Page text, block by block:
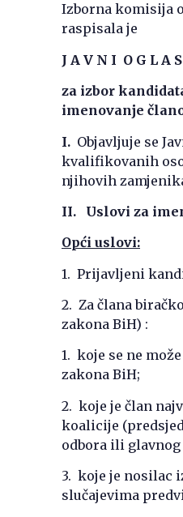
Izborna komisija
raspisala je
J A V N I O G L A S
za izbor
imenovanje
I. Objavljuje se
kvalifikovanih
njihovih
II. Uslovi za
Opći uslovi:
1. Prijavljeni
2. Za člana
zakona BiH) :
1. koje se ne
zakona BiH;
2. koje je član
koalicije
odbora ili glavnog
3. koje je nosilac
slučajevima